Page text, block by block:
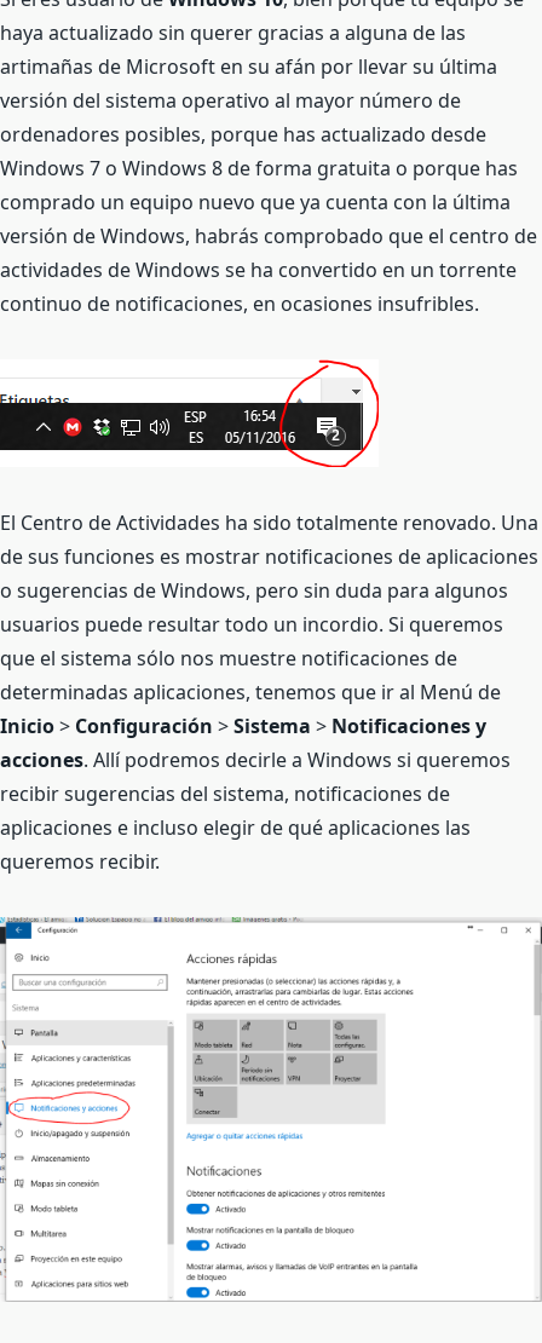
haya actualizado sin querer gracias a alguna de las
artimañas de Microsoft en su afán por llevar su última
versión del sistema operativo al mayor número de
ordenadores posibles, porque has actualizado desde
Windows 7 o Windows 8 de forma gratuita o porque has
comprado un equipo nuevo que ya cuenta con la última
versión de Windows, habrás comprobado que el centro de
actividades de Windows se ha convertido en un torrente
continuo de notificaciones, en ocasiones insufribles.
El Centro de Actividades ha sido totalmente renovado. Una
de sus funciones es mostrar notificaciones de aplicaciones
o sugerencias de Windows, pero sin duda para algunos
usuarios puede resultar todo un incordio. Si queremos
que el sistema sólo nos muestre notificaciones de
determinadas aplicaciones, tenemos que ir al Menú de
Inicio> Configuración >Sistema > Notificaciones y
acciones. Allí podremos decirle a Windows si queremos
recibir sugerencias del sistema, notificaciones de
aplicaciones e incluso elegir de qué aplicaciones las
queremos recibir.